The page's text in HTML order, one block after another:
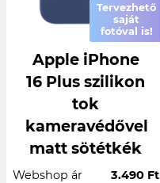
Tervezhető
saját
fotóval is!
Apple iPhone
16 Plus szilikon
tok
kameravédővel
matt sötétkék
Webshop ár
3.490 Ft